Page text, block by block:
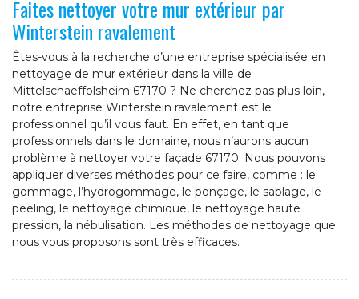
Faites nettoyer votre mur extérieur par
Winterstein ravalement
Êtes-vous à la recherche d’une entreprise spécialisée en
nettoyage de mur extérieur dans la ville de
Mittelschaeffolsheim 67170 ? Ne cherchez pas plus loin,
notre entreprise Winterstein ravalement est le
professionnel qu’il vous faut. En effet, en tant que
professionnels dans le domaine, nous n’aurons aucun
problème à nettoyer votre façade 67170. Nous pouvons
appliquer diverses méthodes pour ce faire, comme : le
gommage, l’hydrogommage, le ponçage, le sablage, le
peeling, le nettoyage chimique, le nettoyage haute
pression, la nébulisation. Les méthodes de nettoyage que
nous vous proposons sont très efficaces.